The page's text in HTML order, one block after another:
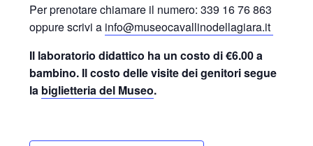
Per prenotare chiamare il numero: 339 16 76 863
oppure scrivi a info@museocavallinodellagiara.it
Il laboratorio didattico ha un costo di €6.00 a
bambino. Il costo delle visite dei genitori segue
la biglietteria del Museo.